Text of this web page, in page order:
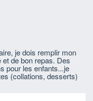
je dois remplir mon
de bon repas. Des
pour les enfants...je
(collations, desserts)